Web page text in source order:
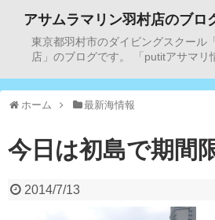
アサムラマリン羽村店のブロ
東京都羽村市のダイビングスクール
店」のブログです。 「putitアサマリ
ホーム 最新海情報
今日は初島で期間
2014/7/13